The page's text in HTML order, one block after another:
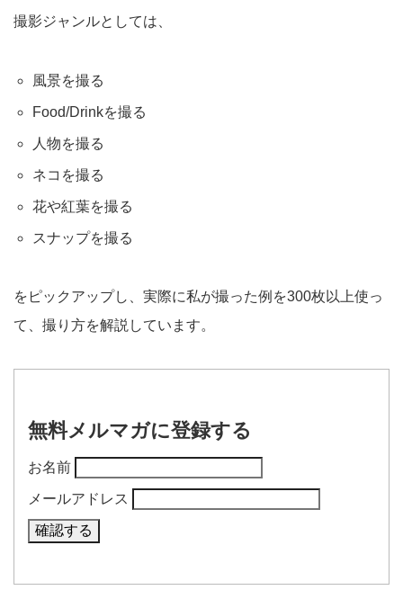
撮影ジャンルとしては、
風景を撮る
Food/Drinkを撮る
人物を撮る
ネコを撮る
花や紅葉を撮る
スナップを撮る
をピックアップし、実際に私が撮った例を300枚以上使っ
て、撮り方を解説しています。
無料メルマガに登録する
お名前
メールアドレス